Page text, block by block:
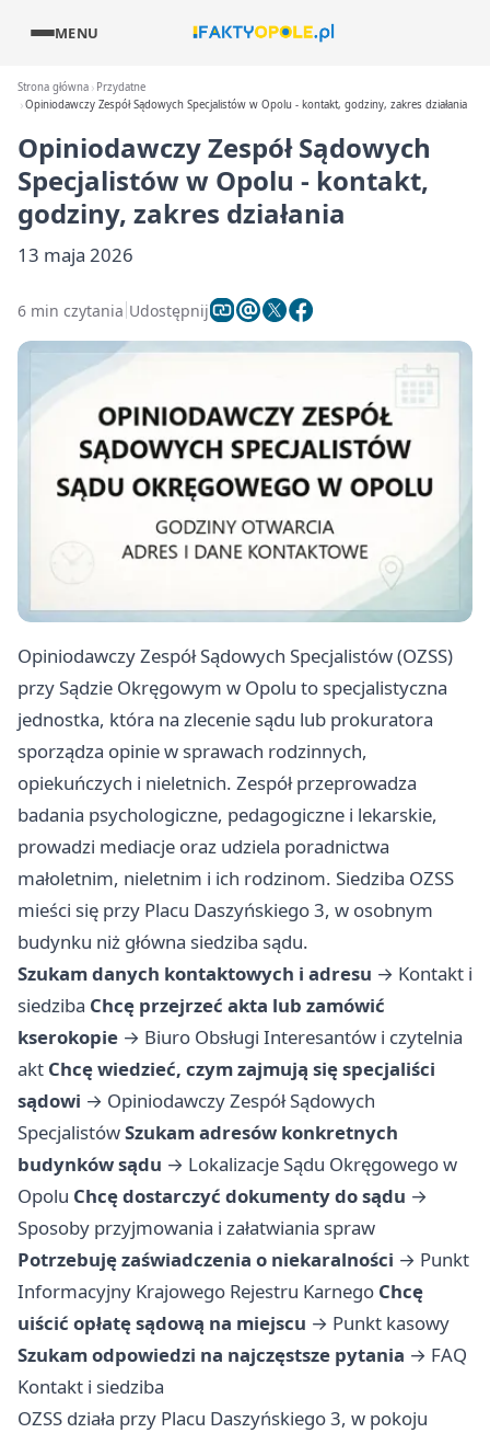
MENU
Strona główna
Przydatne
Opiniodawczy Zespół Sądowych Specjalistów w Opolu - kontakt, godziny, zakres działania
Opiniodawczy Zespół Sądowych
Specjalistów w Opolu - kontakt,
godziny, zakres działania
13 maja 2026
6 min czytania Udostępnij
Opiniodawczy Zespół Sądowych Specjalistów (OZSS)
przy Sądzie Okręgowym w Opolu to specjalistyczna
jednostka, która na zlecenie sądu lub prokuratora
sporządza opinie w sprawach rodzinnych,
opiekuńczych i nieletnich. Zespół przeprowadza
badania psychologiczne, pedagogiczne i lekarskie,
prowadzi mediacje oraz udziela poradnictwa
małoletnim, nieletnim i ich rodzinom. Siedziba OZSS
mieści się przy Placu Daszyńskiego 3, w osobnym
budynku niż główna siedziba sądu.
Szukam danych kontaktowych i adresu → Kontakt i
siedziba Chcę przejrzeć akta lub zamówić
kserokopie → Biuro Obsługi Interesantów i czytelnia
akt Chcę wiedzieć, czym zajmują się specjaliści
sądowi → Opiniodawczy Zespół Sądowych
SpecjalistówSzukam adresów konkretnych
budynków sądu → Lokalizacje Sądu Okręgowego w
Opolu Chcę dostarczyć dokumenty do sądu →
Sposoby przyjmowania i załatwiania spraw
Potrzebuję zaświadczenia o niekaralności → Punkt
Informacyjny Krajowego Rejestru Karnego Chcę
uiścić opłatę sądową na miejscu → Punkt kasowy
Szukam odpowiedzi na najczęstsze pytania → FAQ
Kontakt i siedziba
OZSS działa przy Placu Daszyńskiego 3, w pokoju